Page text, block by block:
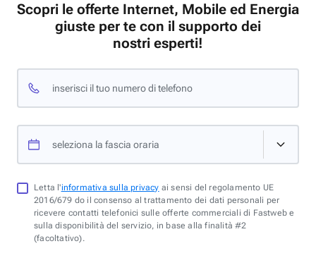
Scopri le offerte Internet, Mobile ed Energia
giuste per te con il supporto dei
nostri esperti!
inserisci il tuo numero di telefono
seleziona la fascia oraria
Letta l'informativa sulla privacy ai sensi del regolamento UE
2016/679 do il consenso al trattamento dei dati personali per
ricevere contatti telefonici sulle offerte commerciali di Fastweb e
sulla disponibilità del servizio, in base alla finalità #2
(facoltativo).